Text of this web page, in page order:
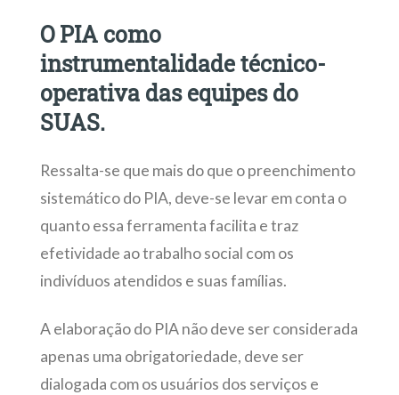
O PIA como
instrumentalidade técnico-
operativa das equipes do
SUAS.
Ressalta-se que mais do que o preenchimento
sistemático do PIA, deve-se levar em conta o
quanto essa ferramenta facilita e traz
efetividade ao trabalho social com os
indivíduos atendidos e suas famílias.
A elaboração do PIA não deve ser considerada
apenas uma obrigatoriedade, deve ser
dialogada com os usuários dos serviços e